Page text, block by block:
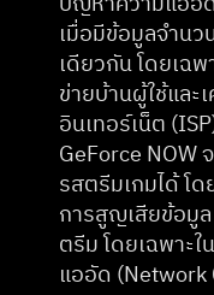
เมื่อมีข้อมูลจำนว
เดียวกัน โดยเฉ
ข่ายบ้านผู้ใช้และ
อินเทอร์เน็ต
GeForce NOW
รสตรีมเกมได้ โ
การสูญเสียข้อมู
ตรีม โดยเฉพาะ
แออัด (Network